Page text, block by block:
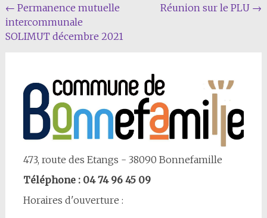
Navigation
Article
← Permanence mutuelle
intercommunale
SOLIMUT décembre 2021
Réunion sur le PLU →
473, route des Etangs - 38090 Bonnefamille
Téléphone : 04 74 96 45 09
Horaires d'ouverture :